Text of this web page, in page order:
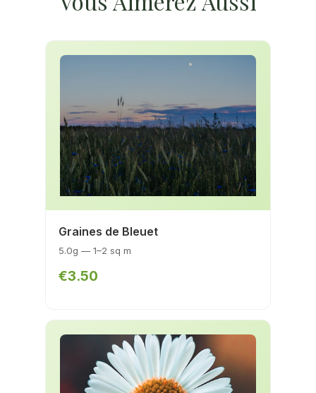
Graines de Bleuet
5.0g — 1–2 sq m
€3.50